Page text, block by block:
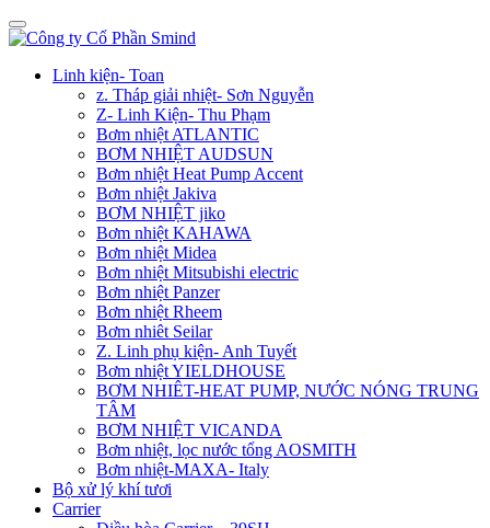
Linh kiện- Toan
z. Tháp giải nhiệt- Sơn Nguyễn
Z- Linh Kiện- Thu Phạm
Bơm nhiệt ATLANTIC
BƠM NHIỆT AUDSUN
Bơm nhiệt Heat Pump Accent
Bơm nhiệt Jakiva
BƠM NHIỆT jiko
Bơm nhiệt KAHAWA
Bơm nhiệt Midea
Bơm nhiệt Mitsubishi electric
Bơm nhiệt Panzer
Bơm nhiệt Rheem
Bơm nhiêt Seilar
Z. Linh phụ kiện- Anh Tuyết
Bơm nhiệt YIELDHOUSE
BƠM NHIÊT-HEAT PUMP, NƯỚC NÓNG TRUNG
TÂM
BƠM NHIỆT VICANDA
Bơm nhiệt, lọc nước tổng AOSMITH
Bơm nhiệt-MAXA- Italy
Bộ xử lý khí tươi
Carrier